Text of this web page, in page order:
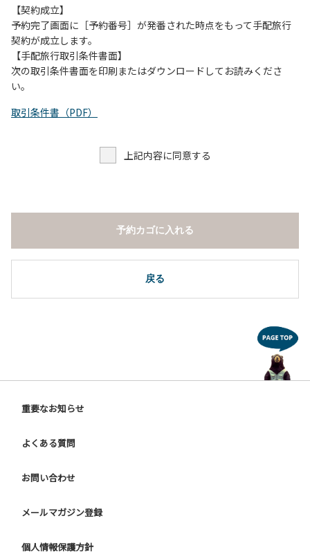
（１）川原にテントやタープを張らない。
（２）雨が降ったときは川原で遊ばない。
（３）カムイコタン公園キャンプ場で雨が降らなくても、上
流で雨が降り急に増水することがあるので、水の濁りに注意
し、濁り始めたときには直ちに川原での遊びを中止する。
（４）キャンプ場の管理者や地元住民から川についての注意
【契約成立】
予約完了画面に［予約番号］が発番された時点をもって手配旅行
契約が成立します。
【手配旅行取引条件書面】
次の取引条件書面を印刷またはダウンロードしてお読みくださ
い。
取引条件書（PDF）
上記内容に同意する
戻る
予約カゴに入れる
重要なお知らせ
よくある質問
お問い合わせ
メールマガジン登録
個人情報保護方針